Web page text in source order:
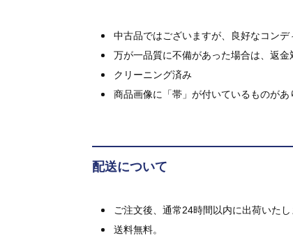
中古品ではございますが、良好なコン
万が一品質に不備があった場合は、返金
クリーニング済み
商品画像に「帯」が付いているものが
配送について
ご注文後、通常24時間以内に出荷いたし
送料無料。